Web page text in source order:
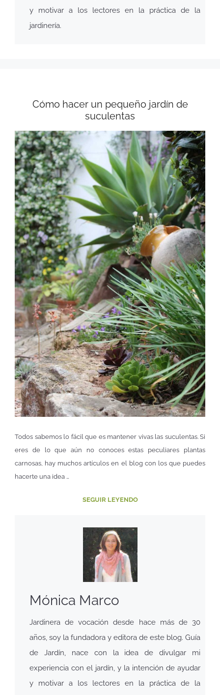
y motivar a los lectores en la práctica de la
jardinería.
Cómo hacer un pequeño jardín de
suculentas
Todos sabemos lo fácil que es mantener vivas las suculentas. Si
eres de lo que aún no conoces estas peculiares plantas
carnosas, hay muchos artículos en el blog con los que puedes
hacerte una idea …
SEGUIR LEYENDO
Mónica Marco
Jardinera de vocación desde hace más de 30
años, soy la fundadora y editora de este blog. Guía
de Jardín, nace con la idea de divulgar mi
experiencia con el jardín, y la intención de ayudar
y motivar a los lectores en la práctica de la